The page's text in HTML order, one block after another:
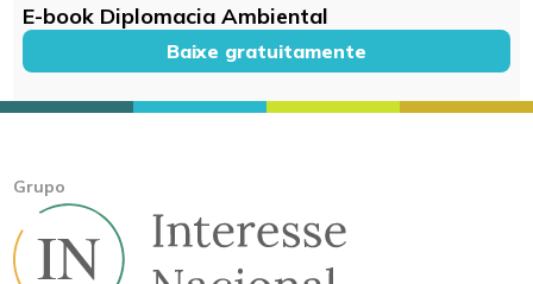
E-book Diplomacia Ambiental
Baixe gratuitamente
Grupo